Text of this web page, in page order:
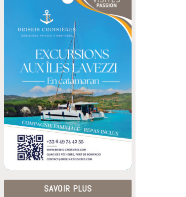
SAVOIR PLUS